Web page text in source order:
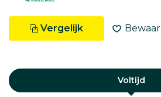
Vergelijk Bewaar
Voltijd